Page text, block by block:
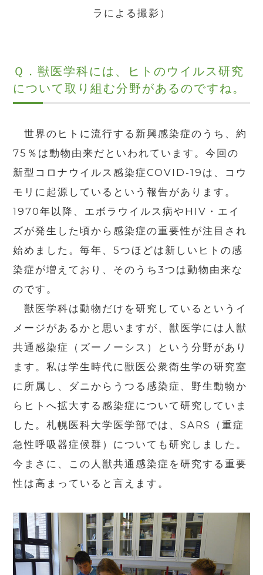
ラによる撮影）
Ｑ．獣医学科には、ヒトのウイルス研究
について取り組む分野があるのですね。
世界のヒトに流行する新興感染症のうち、約
75 ％は動物由来だといわれています。今回の
新型コロナウイルス感染症COVID-19 は、コウ
モリに起源しているという報告があります。
1970年以降、エボラウイルス病や HIV ・エイ
ズが発生した頃から感染症の重要性が注目され
始めました。毎年、5つほどは新しいヒトの感
染症が増えており、そのうち3つは動物由来な
のです。
獣医学科は動物だけを研究しているというイ
メージがあるかと思いますが、獣医学には人獣
共通感染症（ズーノーシス）という分野があり
ます。私は学生時代に獣医公衆衛生学の研究室
に所属し、ダニからうつる感染症、野生動物か
らヒトへ拡大する感染症について研究していま
した。札幌医科大学医学部では、SARS
（重症
急性呼吸器症候群）についても研究しました。
今まさに、この人獣共通感染症を研究する重要
性は高まっていると言えます。